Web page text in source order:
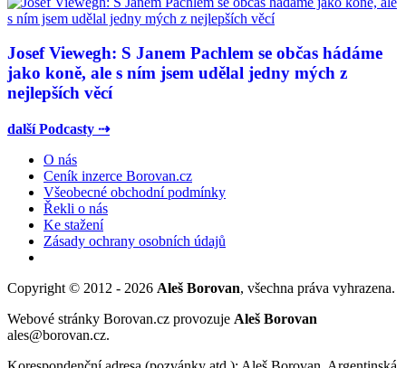
Josef Viewegh: S Janem Pachlem se občas hádáme
jako koně, ale s ním jsem udělal jedny mých z
nejlepších věcí
další Podcasty ⇢
O nás
Ceník inzerce Borovan.cz
Všeobecné obchodní podmínky
Řekli o nás
Ke stažení
Zásady ochrany osobních údajů
Copyright © 2012 - 2026 Aleš Borovan, všechna práva vyhrazena.
Webové stránky Borovan.cz provozuje Aleš Borovan
ales@borovan.cz.